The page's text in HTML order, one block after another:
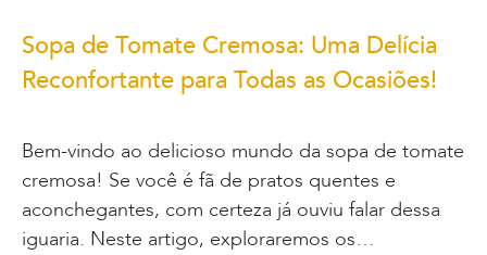
Sopa de Tomate Cremosa: Uma Delícia
Reconfortante para Todas as Ocasiões!
Bem-vindo ao delicioso mundo da sopa de tomate
cremosa! Se você é fã de pratos quentes e
aconchegantes, com certeza já ouviu falar dessa
iguaria. Neste artigo, exploraremos os…